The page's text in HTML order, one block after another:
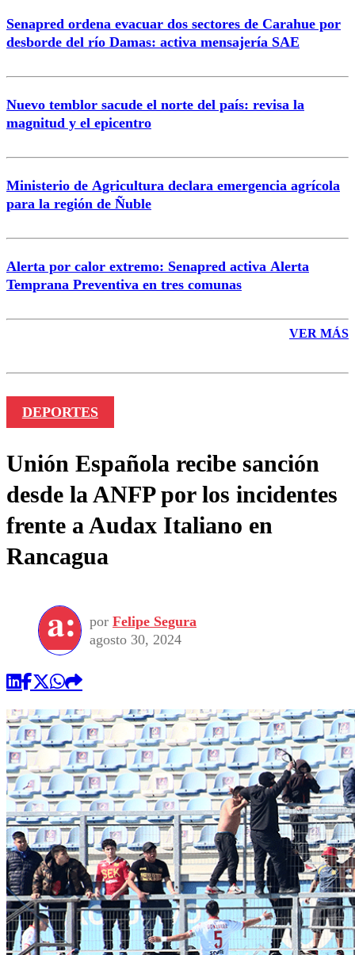
Correo
Senapred ordena evacuar dos sectores de Carahue por
desborde del río Damas: activa mensajería SAE
Nuevo temblor sacude el norte del país: revisa la
magnitud y el epicentro
Ministerio de Agricultura declara emergencia agrícola
para la región de Ñuble
Alerta por calor extremo: Senapred activa Alerta
Temprana Preventiva en tres comunas
VER MÁS
DEPORTES
Unión Española recibe sanción
desde la ANFP por los incidentes
frente a Audax Italiano en
Rancagua
por Felipe Segura
agosto 30, 2024